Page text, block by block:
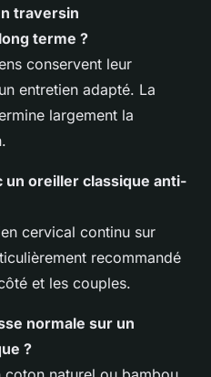
traversin
terme ?
conservent leur
entretien adapté. La
largement la
un oreiller classique anti-
cervical continu sur
recommandé
et les couples.
normale sur un
?